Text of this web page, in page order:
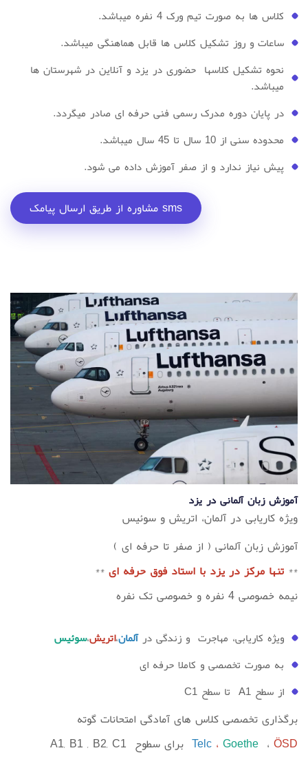
کلاس ها به صورت تیم ورک 4 نفره میباشد.
ساعات و روز تشکیل کلاس ها قابل هماهنگی میباشد.
نحوه تشکیل کلاسها حضوری در یزد و آنلاین در شهرستان ها
میباشد.
در پایان دوره مدرک رسمی فنی حرفه ای صادر میگردد.
محدوده سنی از 10 سال تا 45 سال میباشد.
پیش نیاز ندارد و از صفر آموزش داده می شود.
مشاوره از طریق ارسال پیامک sms
آموزش زبان آلمانی در یزد
ویژه کاریابی در آلمان، اتریش و سوئیس
آموزش زبان آلمانی ( از صفر تا حرفه ای )
** تنها مرکز در یزد با استاد فوق حرفه ای**
نیمه خصوصی 4 نفره و خصوصی تک نفره
ویژه کاریابی، مهاجرت و زندگی درآلمان،اتریش،سوئیس
به صورت تخصصی و کاملا حرفه ای
از سطح A1 تا سطح C1
برگذاری تخصصی کلاس های آمادگی امتحانات گوته
Goethe ، ÖSD ، Telc برای سطوح A1, B1 , B2, C1